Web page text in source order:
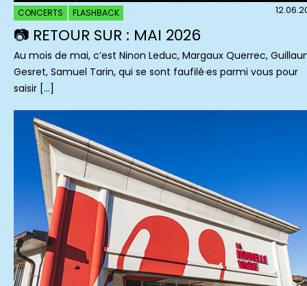
CONCERTS FLASHBACK
📷 RETOUR SUR : MAI 2026
Au mois de mai, c’est Ninon Leduc, Margaux Querrec,
Gesret, Samuel Tarin, qui se sont faufilé·es parmi vous pour
saisir […]